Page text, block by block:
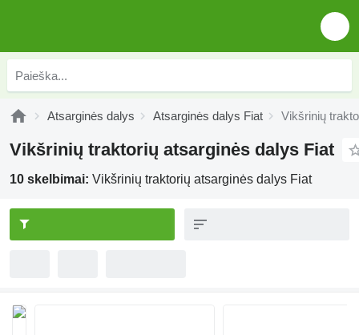
Atsarginės dalys Atsarginės dalys Fiat Vikšrinių
Vikšrinių traktorių atsarginės dalys Fiat
10 skelbimai: Vikšrinių traktorių atsarginės dalys Fiat